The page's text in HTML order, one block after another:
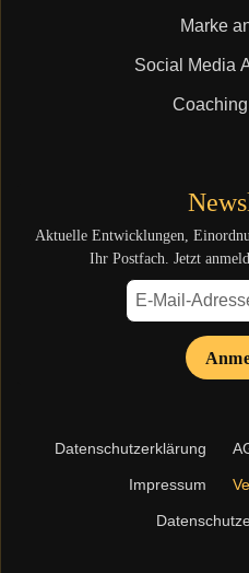
Marke
Social Media
Aktuelle Entwicklungen,
Ihr Postfach. Jetzt
Datenschutzerklärung
Impressum